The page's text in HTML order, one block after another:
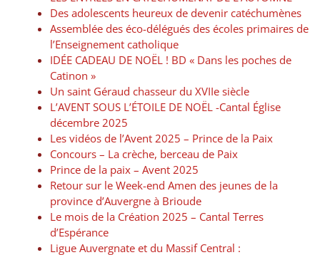
Des adolescents heureux de devenir catéchumènes
Assemblée des éco-délégués des écoles primaires de
l’Enseignement catholique
IDÉE CADEAU DE NOËL ! BD « Dans les poches de
Catinon »
Un saint Géraud chasseur du XVIIe siècle
L’AVENT SOUS L’ÉTOILE DE NOËL -Cantal Église
décembre 2025
Les vidéos de l’Avent 2025 – Prince de la Paix
Concours – La crèche, berceau de Paix
Prince de la paix – Avent 2025
Retour sur le Week-end Amen des jeunes de la
province d’Auvergne à Brioude
Le mois de la Création 2025 – Cantal Terres
d’Espérance
Ligue Auvergnate et du Massif Central :